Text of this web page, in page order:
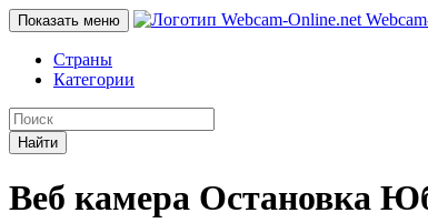
Показать меню
Страны
Категории
Найти
Веб камера Остановка